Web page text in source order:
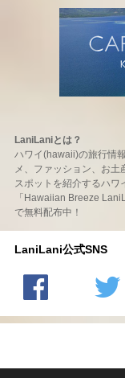
LaniLaniとは？
ハワイ(hawaii)の旅行情
メ、ファッション、お
スポットを紹介するハワ
「Hawaiian Breeze
で無料配布中！
LaniLani公式SNS
の
の